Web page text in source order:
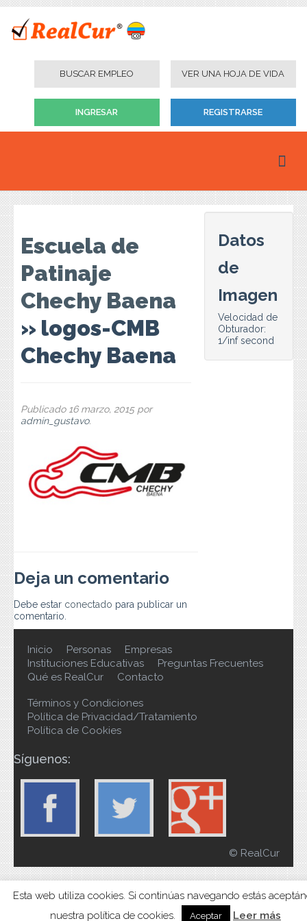
BUSCAR EMPLEO VER UNA HOJA DE VIDA
INGRESAR REGISTRARSE
Empresas
Instituciones Educativas
Preguntas Frecuentes
Contacto
Escuela de
Patinaje
Chechy Baena
» logos-CMB
Chechy Baena
Publicado 16 marzo, 2015por
admin_gustavo.
Deja un comentario
Debe estar conectado para publicar un
comentario.
Datos
de
Imagen
Velocidad de
Obturador:
1/inf second
Inicio Personas
Empresas
Instituciones Educativas
Preguntas Frecuentes
Qué es RealCur
Contacto
Términos y Condiciones
Política de Privacidad/Tratamiento
Política de Cookies
Síguenos:
© RealCur
Esta web utiliza cookies. Si continúas navegando estás
nuestra política de cookies.
Aceptar Leer más